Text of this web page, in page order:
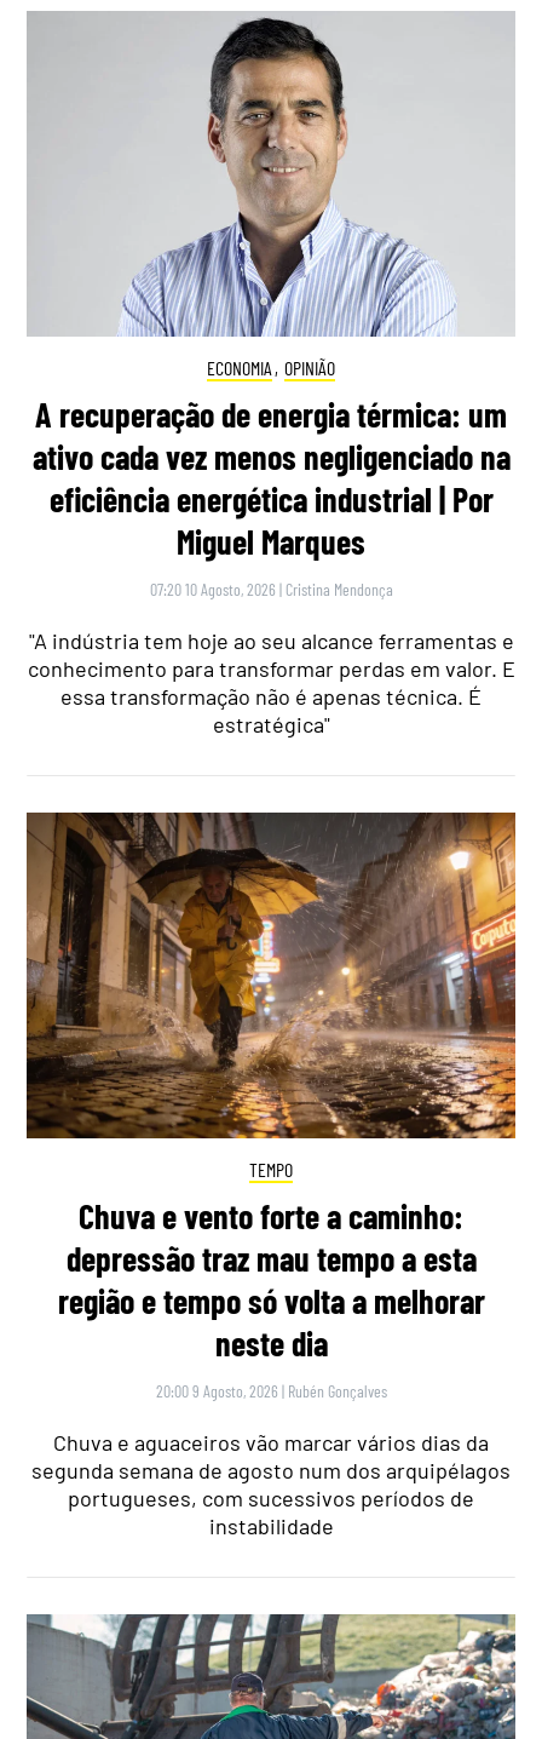
ECONOMIA , OPINIÃO
A recuperação de energia térmica: um
ativo cada vez menos negligenciado na
eficiência energética industrial | Por
Miguel Marques
07:20 10 Agosto, 2026 | Cristina Mendonça
"A indústria tem hoje ao seu alcance ferramentas e
conhecimento para transformar perdas em valor. E
essa transformação não é apenas técnica. É
estratégica"
TEMPO
Chuva e vento forte a caminho:
depressão traz mau tempo a esta
região e tempo só volta a melhorar
neste dia
20:00 9 Agosto, 2026 | Rubén Gonçalves
Chuva e aguaceiros vão marcar vários dias da
segunda semana de agosto num dos arquipélagos
portugueses, com sucessivos períodos de
instabilidade